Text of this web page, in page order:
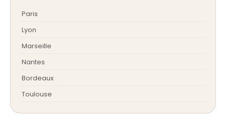
Paris
Lyon
Marseille
Nantes
Bordeaux
Toulouse